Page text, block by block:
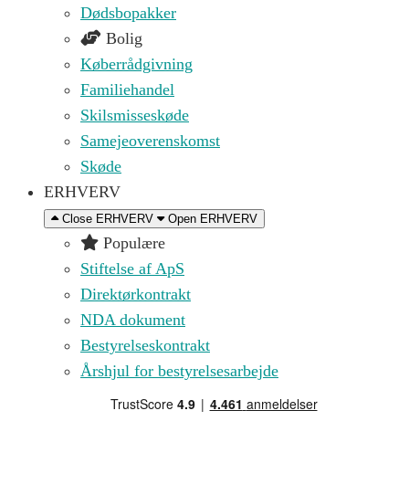
Dødsbopakker
Bolig
Køberrådgivning
Familiehandel
Skilsmisseskøde
Samejeoverenskomst
Skøde
ERHVERV
Close ERHVERV Open ERHVERV
Populære
Stiftelse af ApS
Direktørkontrakt
NDA dokument
Bestyrelseskontrakt
Årshjul for bestyrelsesarbejde